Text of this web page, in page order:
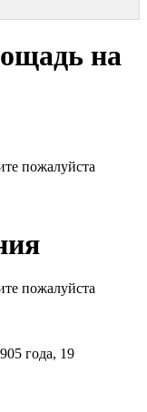
на
пожалуйста
пожалуйста
года, 19